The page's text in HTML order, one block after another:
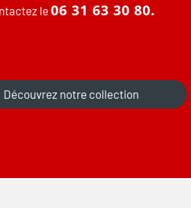
le06 31 63 30 80.
Découvrez notre collection